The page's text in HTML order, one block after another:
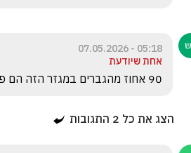
05:18 - 07.05.2026
אחת שיודעת
90 אחוז מהגברים במגזר הזה הם פדופ.  ם ואנ.  ס...י.  ם
הצג את כל 2 התגובות